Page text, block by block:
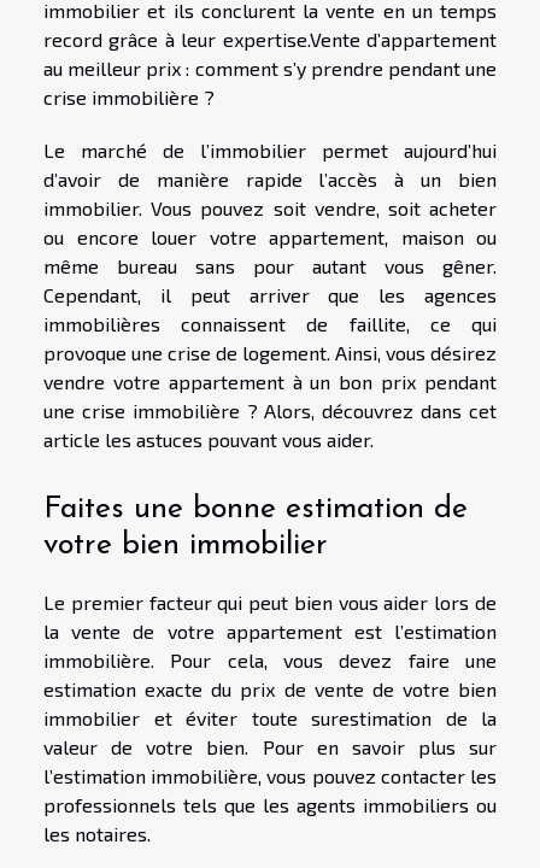
immobilier et ils conclurent la vente en un temps
record grâce à leur expertise.Vente d’appartement
au meilleur prix : comment s’y prendre pendant une
crise immobilière ?
Le marché de l’immobilier permet aujourd’hui
d’avoir de manière rapide l’accès à un bien
immobilier. Vous pouvez soit vendre, soit acheter
ou encore louer votre appartement, maison ou
même bureau sans pour autant vous gêner.
Cependant, il peut arriver que les agences
immobilières connaissent de faillite, ce qui
provoque une crise de logement. Ainsi, vous désirez
vendre votre appartement à un bon prix pendant
une crise immobilière ? Alors, découvrez dans cet
article les astuces pouvant vous aider.
Faites une bonne estimation de
votre bien immobilier
Le premier facteur qui peut bien vous aider lors de
la vente de votre appartement est l’estimation
immobilière. Pour cela, vous devez faire une
estimation exacte du prix de vente de votre bien
immobilier et éviter toute surestimation de la
valeur de votre bien. Pour en savoir plus sur
l’estimation immobilière, vous pouvez contacter les
professionnels tels que les agents immobiliers ou
les notaires.